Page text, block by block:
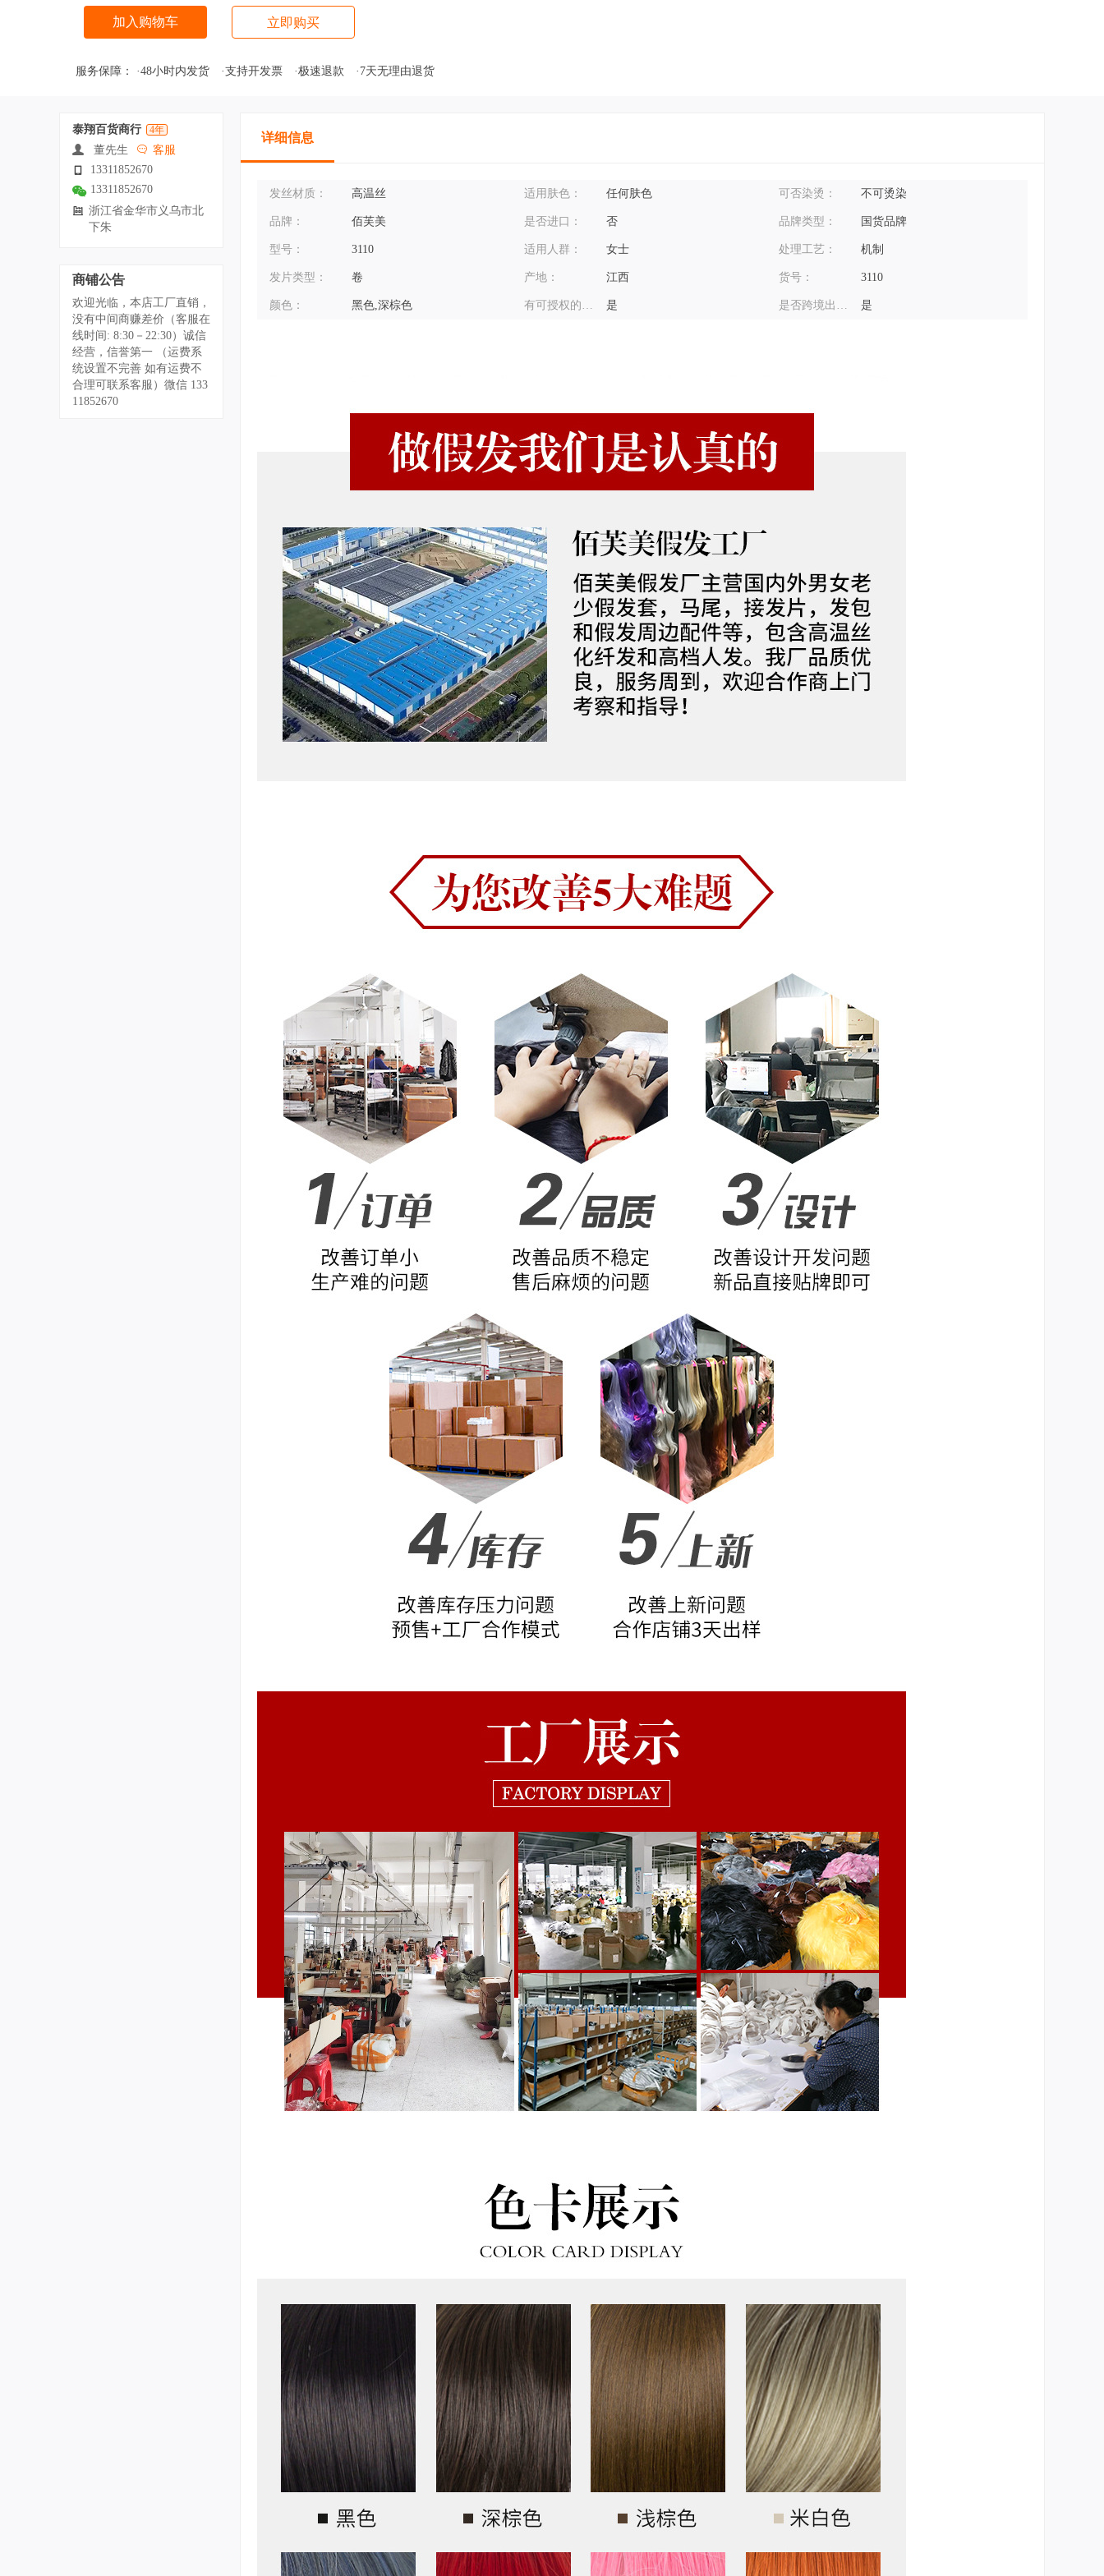
加入购物车 立即购买
服务保障： ·48小时内发货 ·支持开发票 ·极速退款 ·7天无理由退货
泰翔百货商行 4年
董先生
客服
13311852670
13311852670
浙江省金华市义乌市北
下朱
商铺公告
欢迎光临，本店工厂直销，
没有中间商赚差价（客服在
线时间: 8:30－22:30）诚信
经营，信誉第一 （运费系
统设置不完善 如有运费不
合理可联系客服）微信 133
11852670
详细信息
发丝材质： 高温丝 适用肤色： 任何肤色 可否染烫： 不可烫染
品牌： 佰芙美 是否进口： 否 品牌类型： 国货品牌
型号： 3110 适用人群： 女士 处理工艺： 机制
发片类型： 卷 产地： 江西 货号： 3110
颜色： 黑色,深棕色 有可授权的自有品牌： 是 是否跨境出口专供货源： 是